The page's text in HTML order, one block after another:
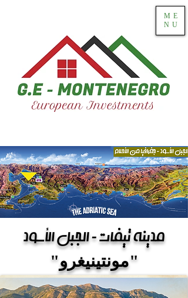
ME
NU
مدينة تيفات - الجبل الأسود
"مونتينيغرو"